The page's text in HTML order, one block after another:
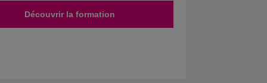
Découvrir la formation